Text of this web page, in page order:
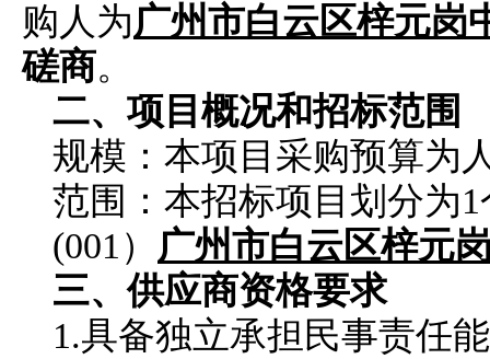
购人 为广州市白云区梓元岗
磋商。
二、项目概况和招标范围
规模：本项目采购预算为
范围：本招标项目划分为
(001） 广州市白云区梓元
三、供应商资格要求
1.具备独立承担民事责任